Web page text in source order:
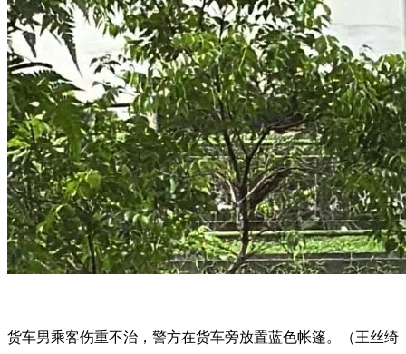
货车男乘客伤重不治，警方在货车旁放置蓝色帐篷。（王丝绮